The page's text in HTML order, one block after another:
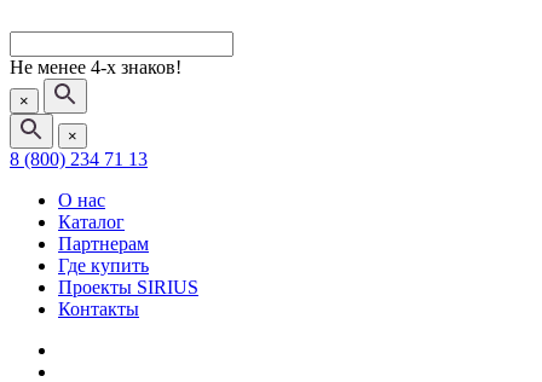
Не менее 4-х знаков!
×
×
8 (800) 234 71 13
О нас
Каталог
Партнерам
Где купить
Проекты SIRIUS
Контакты